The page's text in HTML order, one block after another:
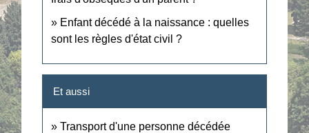
Enfant décédé à la naissance : quelles
sont les règles d'état civil ?
Et aussi
Transport d'une personne décédée